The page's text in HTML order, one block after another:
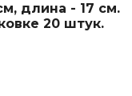
длина - 17 см.
20 штук.